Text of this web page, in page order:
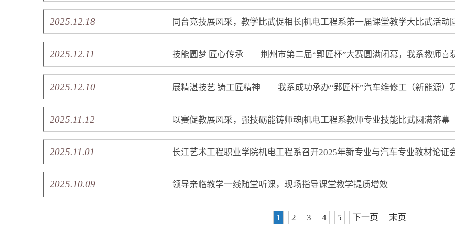
2025.12.18 同台竞技展风采，教学比武促相长|机电工程系第一届课堂教学大比武活动
2025.12.11 技能圆梦 匠心传承——荆州市第二届“郢匠杯”大赛圆满闭幕，我系教师喜
2025.12.10 展精湛技艺 铸工匠精神——我系成功承办“郢匠杯”汽车维修工（新能源）
2025.11.12 以赛促教展风采，强技砺能铸师魂|机电工程系教师专业技能比武圆满落幕
2025.11.01 长江艺术工程职业学院机电工程系召开2025年新专业与汽车专业教材论
2025.10.09 领导亲临教学一线随堂听课，现场指导课堂教学提质增效
1 2 3 4 5 下一页 末页